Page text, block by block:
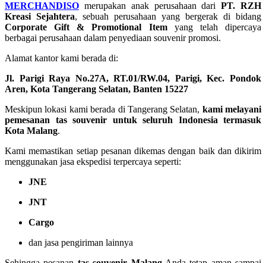
MERCHANDISO merupakan anak perusahaan dariPT. RZH
Kreasi Sejahtera, sebuah perusahaan yang bergerak di bidang
Corporate Gift & Promotional Itemyang telah dipercaya
berbagai perusahaan dalam penyediaan souvenir promosi.
Alamat kantor kami berada di:
Jl. Parigi Raya No.27A, RT.01/RW.04, Parigi, Kec. Pondok
Aren, Kota Tangerang Selatan, Banten 15227
Meskipun lokasi kami berada di Tangerang Selatan, kami melayani
pemesanan tas souvenir untuk seluruh Indonesia termasuk
Kota Malang.
Kami memastikan setiap pesanan dikemas dengan baik dan dikirim
menggunakan jasa ekspedisi terpercaya seperti:
JNE
JNT
Cargo
dan jasa pengiriman lainnya